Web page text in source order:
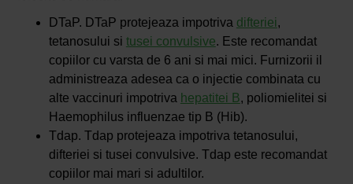
DTaP. DTaP protejeaza impotriva difteriei,
tetanosului si tusei convulsive. Este recomandat
copiilor cu varsta de 6 ani si mai mici. Furnizorii il
administreaza adesea ca o injectie combinata cu
alte vaccinuri impotriva hepatitei B, poliomielitei si
Haemophilus influenzae tip B (Hib).
Tdap. Tdap protejeaza impotriva tetanosului,
difteriei si tusei convulsive. Tdap este recomandat
copiilor mai mari si adultilor.